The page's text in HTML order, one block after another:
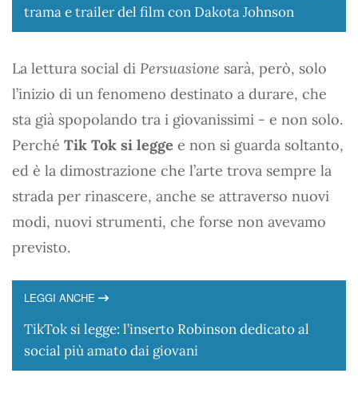
trama e trailer del film con Dakota Johnson
La lettura social di Persuasione sarà, però, solo
l’inizio di un fenomeno destinato a durare, che
sta già spopolando tra i giovanissimi - e non solo.
Perché Tik Tok si legge e non si guarda soltanto,
ed è la dimostrazione che l’arte trova sempre la
strada per rinascere, anche se attraverso nuovi
modi, nuovi strumenti, che forse non avevamo
previsto.
LEGGI ANCHE
TikTok si legge: l’inserto Robinson dedicato al
social più amato dai giovani